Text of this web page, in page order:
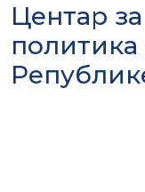
Центар